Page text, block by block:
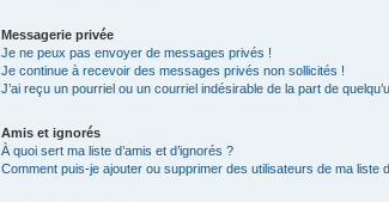
Messagerie privée
Je ne peux pas envoyer de messages privés !
Je continue à recevoir des messages privés non sollicités !
J’ai reçu un pourriel ou un courriel indésirable de la part de
Amis et ignorés
À quoi sert ma liste d’amis et d’ignorés ?
Comment puis-je ajouter ou supprimer des utilisateurs de ma liste